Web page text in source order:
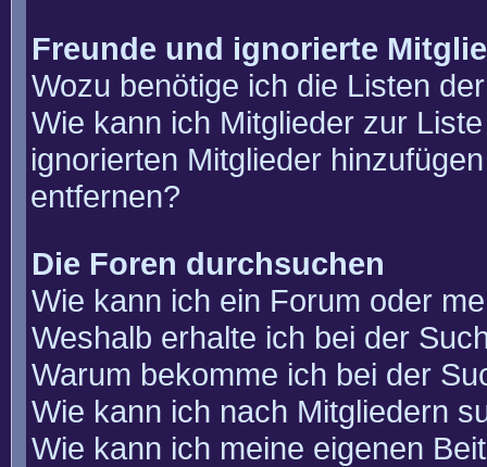
Freunde und ignorierte
Wozu benötige ich die Listen
Wie kann ich Mitglieder zur
ignorierten Mitglieder
entfernen?
Die Foren durchsuchen
Wie kann ich ein Forum oder
Weshalb erhalte ich bei der
Warum bekomme ich bei der
Wie kann ich nach Mitgliedern
Wie kann ich meine eigenen